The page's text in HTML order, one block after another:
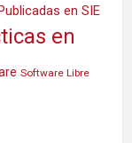
en SIE
en
Software Libre